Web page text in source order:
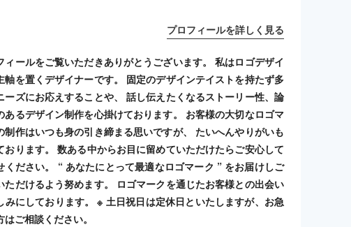
プロフィールを詳しく見る
ィールをご覧いただきありがとうございます。 私はロゴデザイ
軸を置くデザイナーです。 固定のデザインテイストを持たず多
ーズにお応えすることや、 話し伝えたくなるストーリー性、論
あるデザイン制作を心掛けております。 お客様の大切なロゴマ
制作はいつも身の引き締まる思いですが、 たいへんやりがいも
おります。 数ある中からお目に留めていただけたらご安心して
ください。 “ あなたにとって最適なロゴマーク ” をお届けしご
ただけるよう努めます。 ロゴマークを通じたお客様との出会い
みにしております。 ※ 土日祝日は定休日といたしますが、お急
はご相談ください。